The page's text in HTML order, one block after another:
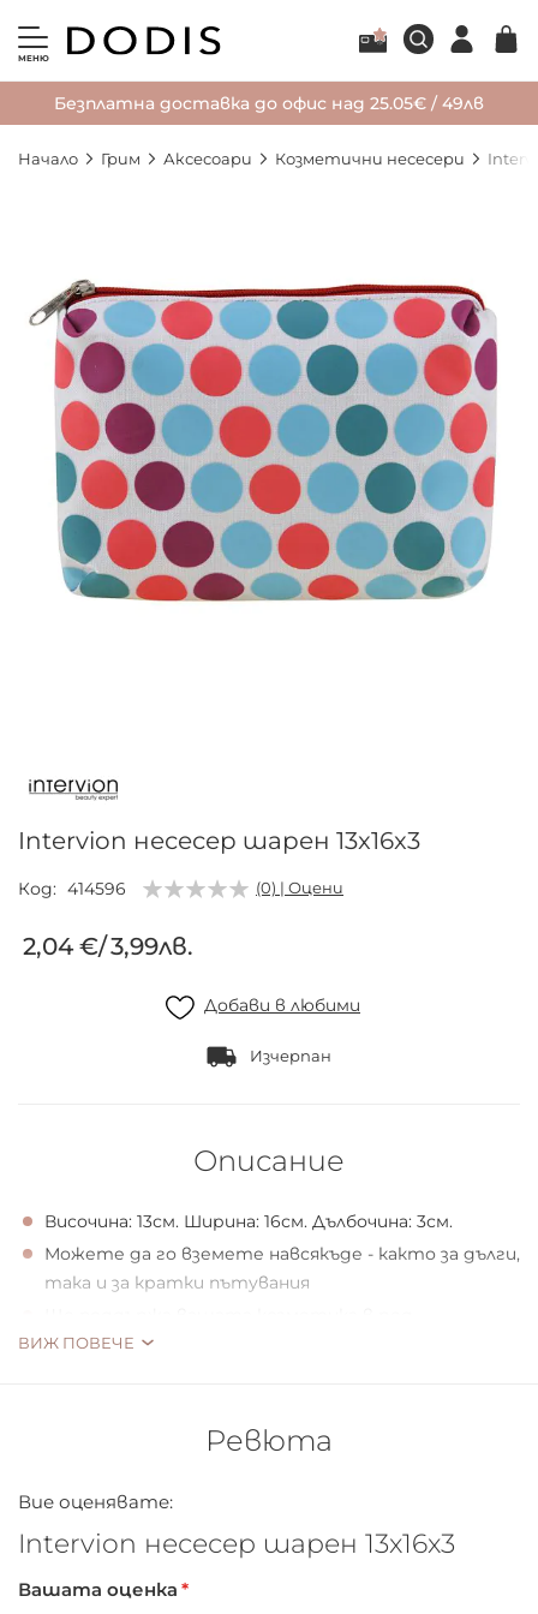
МЕНЮ
Безплатна доставка до офис над 25.05€ / 49лв
Начало Грим Аксесоари Козметични несесери
галерията
изображенията
на
със
Intervion несесер шарен 13x16x3
Код 414596 (0) | Оцени
2,04 €/3,99лв.
Добави в любими
Изчерпан
Описание
Височина: 13см. Ширина: 16см. Дълбочина: 3см.
Можете да го вземете навсякъде - както за дълги,
така и за кратки пътувания
Малките размери позволяват да се съхраняват:
измиване и почистване, което гарантира
С цип
ВИЖ ПОВЕЧЕ
Ревюта
Вие оценявате:
Intervion несесер шарен 13x16x3
Вашата оценка